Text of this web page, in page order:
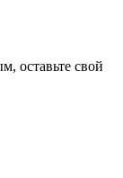
оставьте свой